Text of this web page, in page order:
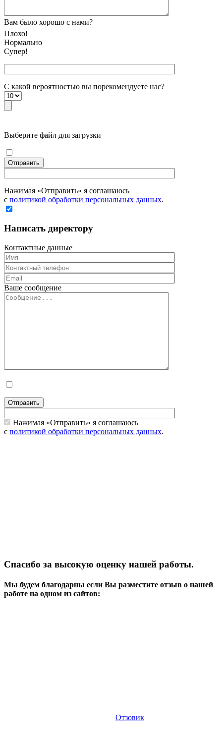
Вам было хорошо с нами?
Плохо!
Нормально
Супер!
С какой вероятностью вы порекомендуете наc?
Выберите файл для загрузки
Отправить
Нажимая «Отправить» я соглашаюсь
с политикой обработки персональных данных.
Написать директору
Контактные данные
Ваше сообщение
Отправить
Нажимая «Отправить» я соглашаюсь
с политикой обработки персональных данных.
Спасибо за высокую оценку нашей работы.
Мы будем благодарны если Вы разместите отзыв о нашей
работе на одном из сайтов:
Отзовик